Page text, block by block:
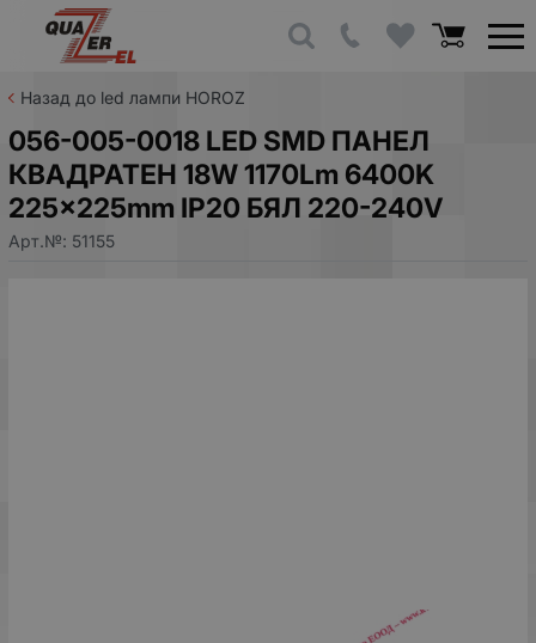
Назад до led лампи HOROZ
056-005-0018 LED SMD ПАНЕЛ
КВАДРАТЕН 18W 1170Lm 6400K
225x225mm IP20 БЯЛ 220-240V
Арт.№: 51155